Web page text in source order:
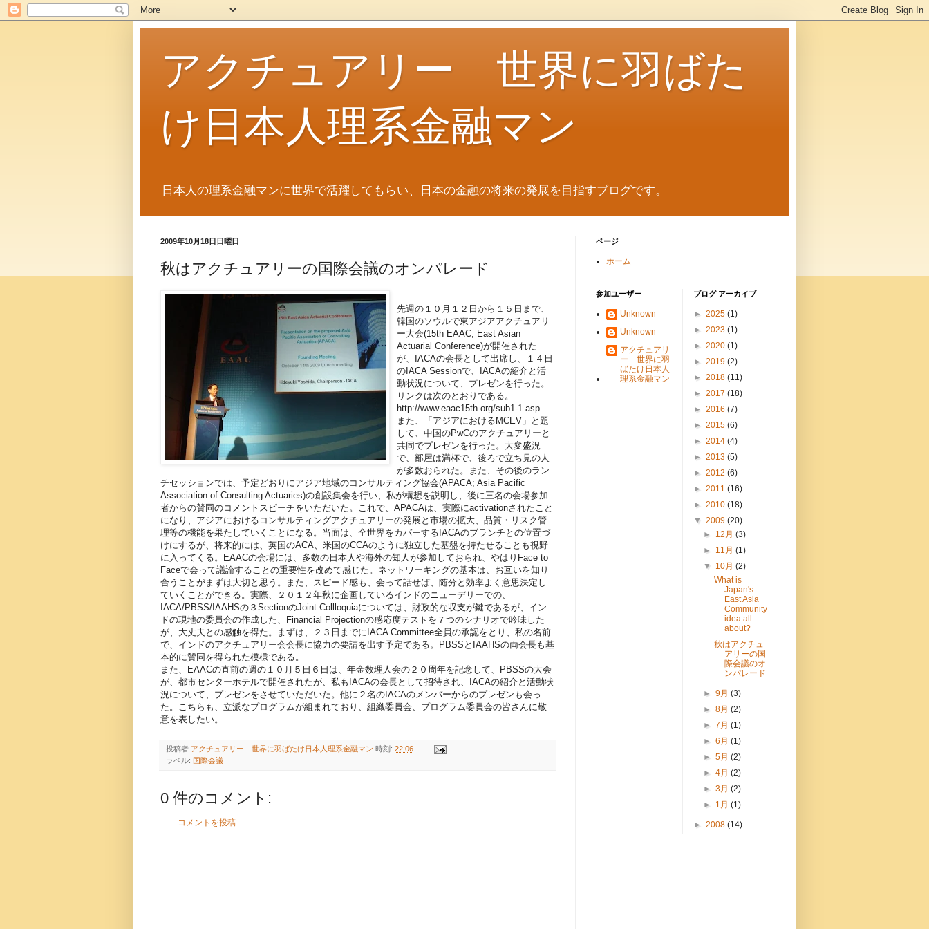
アクチュアリー 世界に羽ばた
け日本人理系金融マン
日本人の理系金融マンに世界で活躍してもらい、日本の金融の将来の発展を目指すブログです。
2009年10月18日日曜日
秋はアクチュアリーの国際会議のオンパレード
先週の１０月１２日から１５日まで、
韓国のソウルで東アジアアクチュアリ
ー大会(15th EAAC; East Asian
Actuarial Conference)が開催された
が、IACAの会長として出席し、１４日
のIACA Sessionで、IACAの紹介と活
動状況について、プレゼンを行った。
リンクは次のとおりである。
http://www.eaac15th.org/sub1-1.asp
また、「アジアにおけるMCEV」と題
して、中国のPwCのアクチュアリーと
共同でプレゼンを行った。大変盛況
で、部屋は満杯で、後ろで立ち見の人
が多数おられた。また、その後のラン
チセッションでは、予定どおりにアジア地域のコンサルティング協会(APACA; Asia Pacific
Association of Consulting Actuaries)の創設集会を行い、私が構想を説明し、後に三名の会場参加
者からの賛同のコメントスピーチをいただいた。これで、APACAは、実際にactivationされたこと
になり、アジアにおけるコンサルティングアクチュアリーの発展と市場の拡大、品質・リスク管
理等の機能を果たしていくことになる。当面は、全世界をカバーするIACAのブランチとの位置づ
けにするが、将来的には、英国のACA、米国のCCAのように独立した基盤を持たせることも視野
に入ってくる。EAACの会場には、多数の日本人や海外の知人が参加しておられ、やはりFace to
Faceで会って議論することの重要性を改めて感じた。ネットワーキングの基本は、お互いを知り
合うことがまずは大切と思う。また、スピード感も、会って話せば、随分と効率よく意思決定し
ていくことができる。実際、２０１２年秋に企画しているインドのニューデリーでの、
IACA/PBSS/IAAHSの３SectionのJoint Collloquiaについては、財政的な収支が鍵であるが、イン
ドの現地の委員会の作成した、Financial Projectionの感応度テストを７つのシナリオで吟味した
が、大丈夫との感触を得た。まずは、２３日までにIACA Committee全員の承認をとり、私の名前
で、インドのアクチュアリー会会長に協力の要請を出す予定である。PBSSとIAAHSの両会長も基
本的に賛同を得られた模様である。
また、EAACの直前の週の１０月５日６日は、年金数理人会の２０周年を記念して、PBSSの大会
が、都市センターホテルで開催されたが、私もIACAの会長として招待され、IACAの紹介と活動状
況について、プレゼンをさせていただいた。他に２名のIACAのメンバーからのプレゼンも会っ
た。こちらも、立派なプログラムが組まれており、組織委員会、プログラム委員会の皆さんに敬
意を表したい。
投稿者 アクチュアリー 世界に羽ばたけ日本人理系金融マン 時刻: 22:06
ラベル: 国際会議
0 件のコメント:
コメントを投稿
ページ
ホーム
参加ユーザー
Unknown
Unknown
アクチュアリ
ー 世界に羽
ばたけ日本人
理系金融マン
ブログ アーカイブ
► 2025 (1)
► 2023 (1)
► 2020 (1)
► 2019 (2)
► 2018 (11)
► 2017 (18)
► 2016 (7)
► 2015 (6)
► 2014 (4)
► 2013 (5)
► 2012 (6)
► 2011 (16)
► 2010 (18)
▼ 2009 (20)
► 12月(3)
► 11月(1)
▼ 10月(2)
What is
Japan's
East Asia
Community
idea all
about?
秋はアクチュ
アリーの国
際会議のオ
ンパレード
►9月(3)
►8月(2)
►7月(1)
►6月(1)
►5月(2)
►4月(2)
►3月(2)
► 1月(1)
► 2008 (14)